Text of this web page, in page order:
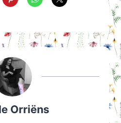
Orriëns